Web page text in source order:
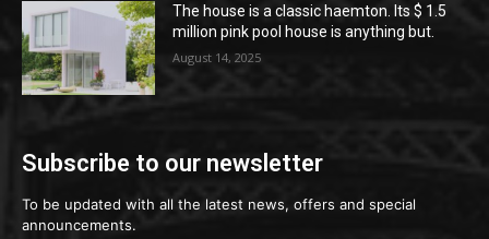
The house is a classic haemton. Its $ 1.5
million pink pool house is anything but.
August 14, 2025
Subscribe to our newsletter
To be updated with all the latest news, offers and special
announcements.